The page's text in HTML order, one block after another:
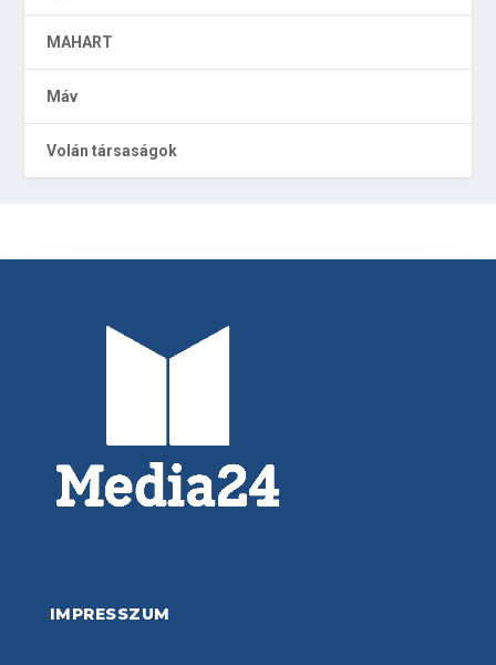
MAHART
Máv
Volán társaságok
IMPRESSZUM